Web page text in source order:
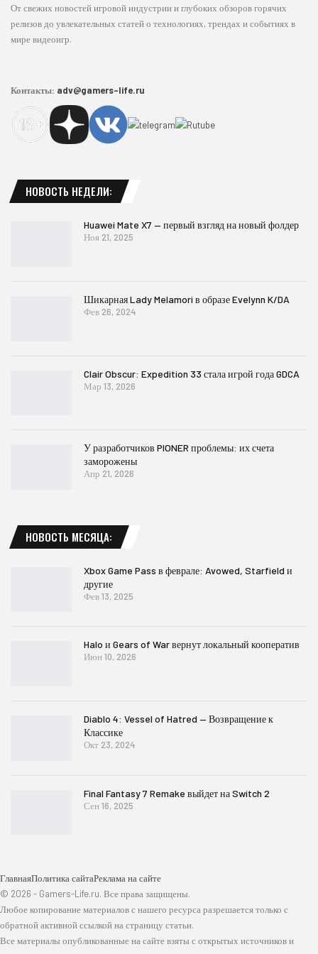
От свежих новостей игровой индустрии и глубоких обзоров горячих
релизов до увлекательных статей о технологиях, трендах и событиях в
мире видеоигр.
Контакты: adv@gamers-life.ru
НОВОСТЬ НЕДЕЛИ:
Huawei Mate X7 — первый взгляд на новый фолдер
Ноя 21, 2025
Шикарная Lady Melamori в образе Evelynn K/DA
Фев 26, 2024
Clair Obscur: Expedition 33 стала игрой года GDCA
Мар 13, 2026
У разработчиков PIONER проблемы: их счета
заморожены
Апр 21, 2026
НОВОСТЬ МЕСЯЦА:
Xbox Game Pass в феврале: Avowed, Starfield и
другие
Фев 13, 2025
Halo и Gears of War вернут локальный кооператив
Июн 10, 2026
Diablo 4: Vessel of Hatred — Возвращение к
Классике
Окт 23, 2024
Final Fantasy 7 Remake выйдет на Switch 2
Сен 16, 2025
ГлавнаяПолитика сайтаРеклама на сайте
© 2026 - Gamers-Life.ru. Все права защищены.
Любое копирование материалов с нашего ресурса разрешается только с
обратной активной ссылкой на страницу статьи.
Все материалы опубликованные на сайте взяты с открытых источников и